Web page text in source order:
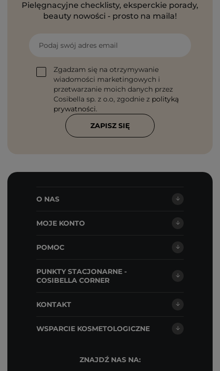
Pielęgnacyjne checklisty, eksperckie porady,
beauty nowości - prosto na maila!
Podaj swój adres email
Zgadzam się na otrzymywanie
wiadomości marketingowych i
przetwarzanie moich danych przez
Cosibella sp. z o.o, zgodnie z polityką
prywatności.
ZAPISZ SIĘ
O NAS
MOJE KONTO
POMOC
PUNKTY STACJONARNE -
COSIBELLA CORNER
KONTAKT
WSPARCIE KOSMETOLOGICZNE
ZNAJDŹ NAS NA: